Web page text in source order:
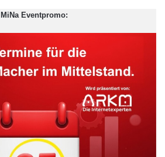
MiNa Eventpromo: